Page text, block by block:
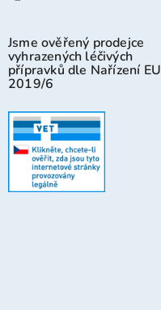
Jsme ověřený prodejce
vyhrazených léčivých
přípravků dle Nařízení EU
2019/6